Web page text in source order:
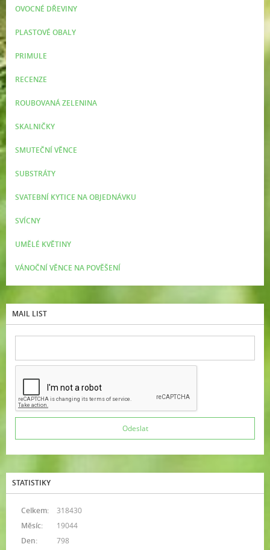
OVOCNÉ DŘEVINY
PLASTOVÉ OBALY
PRIMULE
RECENZE
ROUBOVANÁ ZELENINA
SKALNIČKY
SMUTEČNÍ VĚNCE
SUBSTRÁTY
SVATEBNÍ KYTICE NA OBJEDNÁVKU
SVÍCNY
UMĚLÉ KVĚTINY
VÁNOČNÍ VĚNCE NA POVĚŠENÍ
MAIL LIST
STATISTIKY
Celkem:
318430
Měsíc:
19044
Den:
798